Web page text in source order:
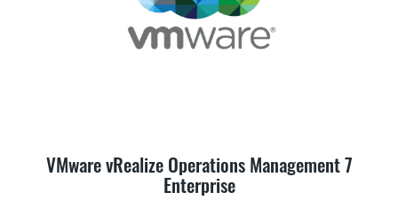
VMware vRealize Operations Management 7
Enterprise